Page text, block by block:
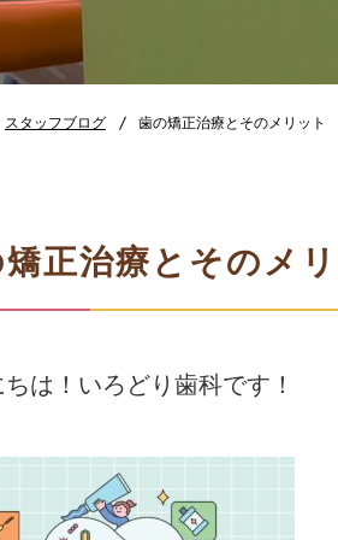
スタッフブログ 歯の矯正治療とそのメリット
正治療とそのメ
は！いろどり歯科です！